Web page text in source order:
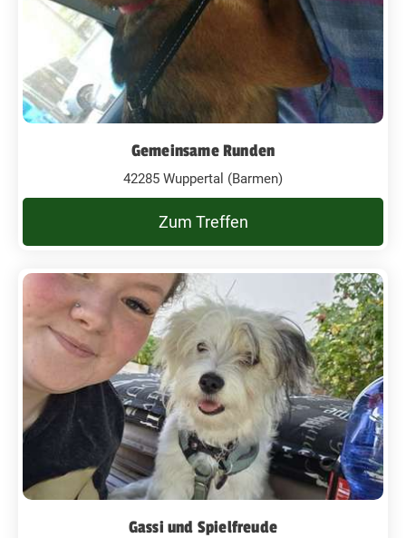
Gemeinsame Runden
42285 Wuppertal (Barmen)
Zum Treffen
Gassi und Spielfreude